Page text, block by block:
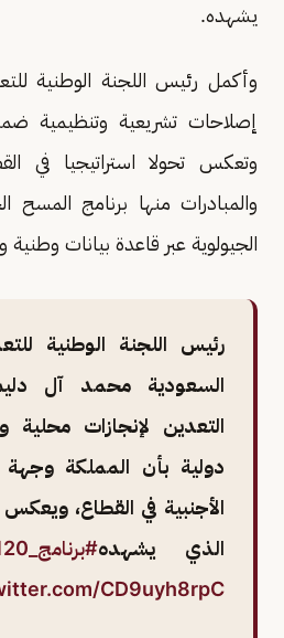
يشهده.
وأكمل رئيس اللجنة الوطنية
وتعكس تحولا استراتيجيا في
والمبادرات منها برنامج المسح
الجيولوية عبر قاعدة بيانات
رئيس اللجنة الوطنية
السعودية محمد آل
التعدين لإنجازات
دولية بأن المملكة وجهة
الأجنبية في القطاع، ويعكس
الذي يشهده#برنامج_120
CD9uyh8rpC